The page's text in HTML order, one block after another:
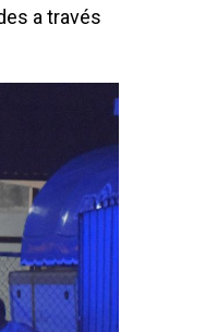
a través